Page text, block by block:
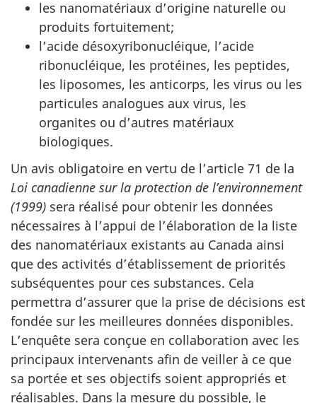
les nanomatériaux d’origine naturelle ou
produits fortuitement;
l’acide désoxyribonucléique, l’acide
ribonucléique, les protéines, les peptides,
les liposomes, les anticorps, les virus ou les
particules analogues aux virus, les
organites ou d’autres matériaux
biologiques.
Un avis obligatoire en vertu de l’article 71 de la
Loi canadienne sur la protection de l’environnement
(1999) sera réalisé pour obtenir les données
nécessaires à l’appui de l’élaboration de la liste
des nanomatériaux existants au Canada ainsi
que des activités d’établissement de priorités
subséquentes pour ces substances. Cela
permettra d’assurer que la prise de décisions est
fondée sur les meilleures données disponibles.
L’enquête sera conçue en collaboration avec les
principaux intervenants afin de veiller à ce que
sa portée et ses objectifs soient appropriés et
réalisables. Dans la mesure du possible, le